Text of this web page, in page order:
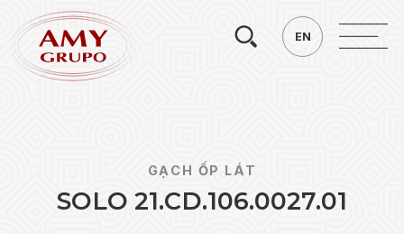
EN
GẠCH ỐP LÁT
SOLO 21.CD.106.0027.01
Tìm